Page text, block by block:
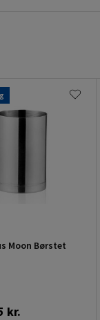
Moon Børstet
kr.